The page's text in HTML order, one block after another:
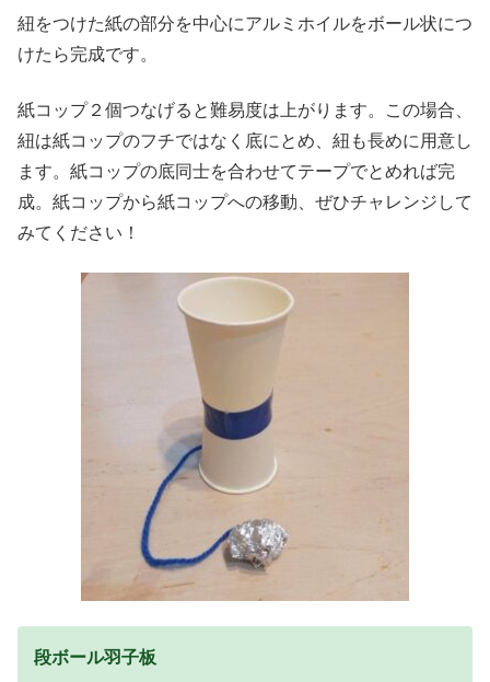
紐をつけた紙の部分を中心にアルミホイルをボール状につ
けたら完成です。
紙コップ２個つなげると難易度は上がります。この場合、
紐は紙コップのフチではなく底にとめ、紐も長めに用意し
ます。紙コップの底同士を合わせてテープでとめれば完
成。紙コップから紙コップへの移動、ぜひチャレンジして
みてください！
段ボール羽子板